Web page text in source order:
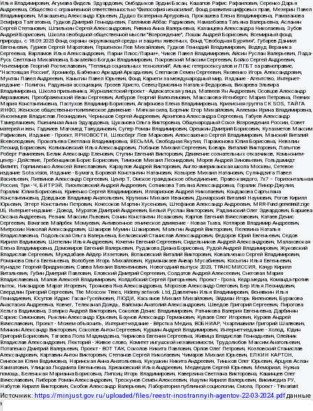
Источник: https://minjust.gov.ru/uploaded/files/reestr-inostrannyih-agentov-22-03-2024.pdfданные
на